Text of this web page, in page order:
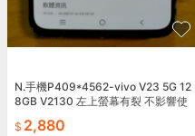
N.手機P409*4562-vivo V23 5G 12
8GB V2130 左上螢幕有裂 不影響使
2,880